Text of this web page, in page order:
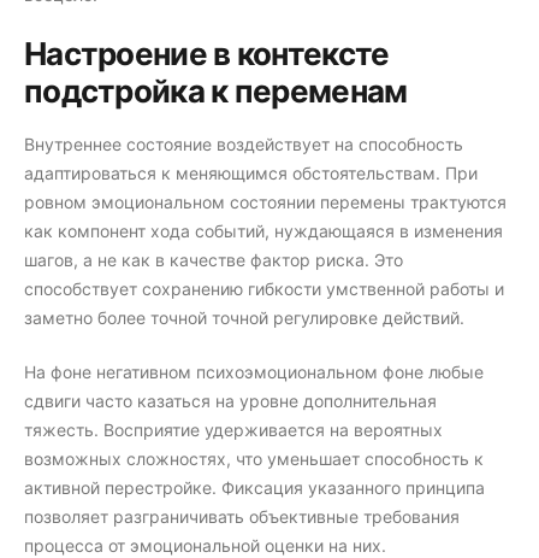
Настроение в контексте
подстройка к переменам
Внутреннее состояние воздействует на способность
адаптироваться к меняющимся обстоятельствам. При
ровном эмоциональном состоянии перемены трактуются
как компонент хода событий, нуждающаяся в изменения
шагов, а не как в качестве фактор риска. Это
способствует сохранению гибкости умственной работы и
заметно более точной точной регулировке действий.
На фоне негативном психоэмоциональном фоне любые
сдвиги часто казаться на уровне дополнительная
тяжесть. Восприятие удерживается на вероятных
возможных сложностях, что уменьшает способность к
активной перестройке. Фиксация указанного принципа
позволяет разграничивать объективные требования
процесса от эмоциональной оценки на них.